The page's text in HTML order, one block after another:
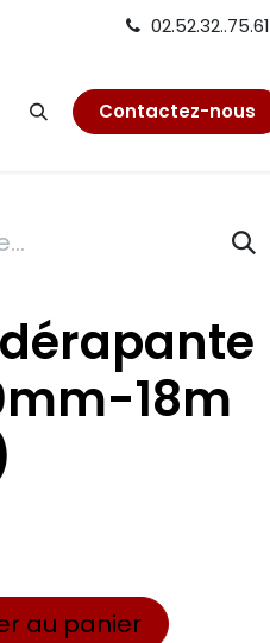
02.52.32..75.61
Contactez-nous
18m
au panier